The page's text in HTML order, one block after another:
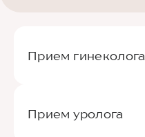
Прием гинеколога
Прием уролога